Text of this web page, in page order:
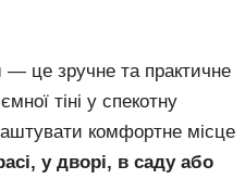
— це зручне та практичне
тіні у спекотну
комфортне місце
у дворі, в саду або